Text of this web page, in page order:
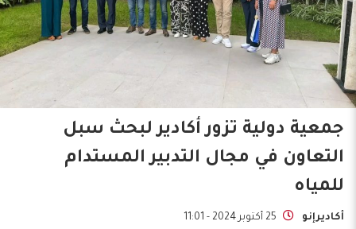
جمعية دولية تزور أكادير لبحث سبل
التعاون في مجال التدبير المستدام
للمياه
أكاديرإنو 25 أكتوبر 2024 - 11:01